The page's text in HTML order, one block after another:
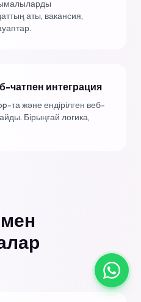
аты, вакансия,
чатпен интеграция
та және ендірілген веб-
Бірыңғай логика,